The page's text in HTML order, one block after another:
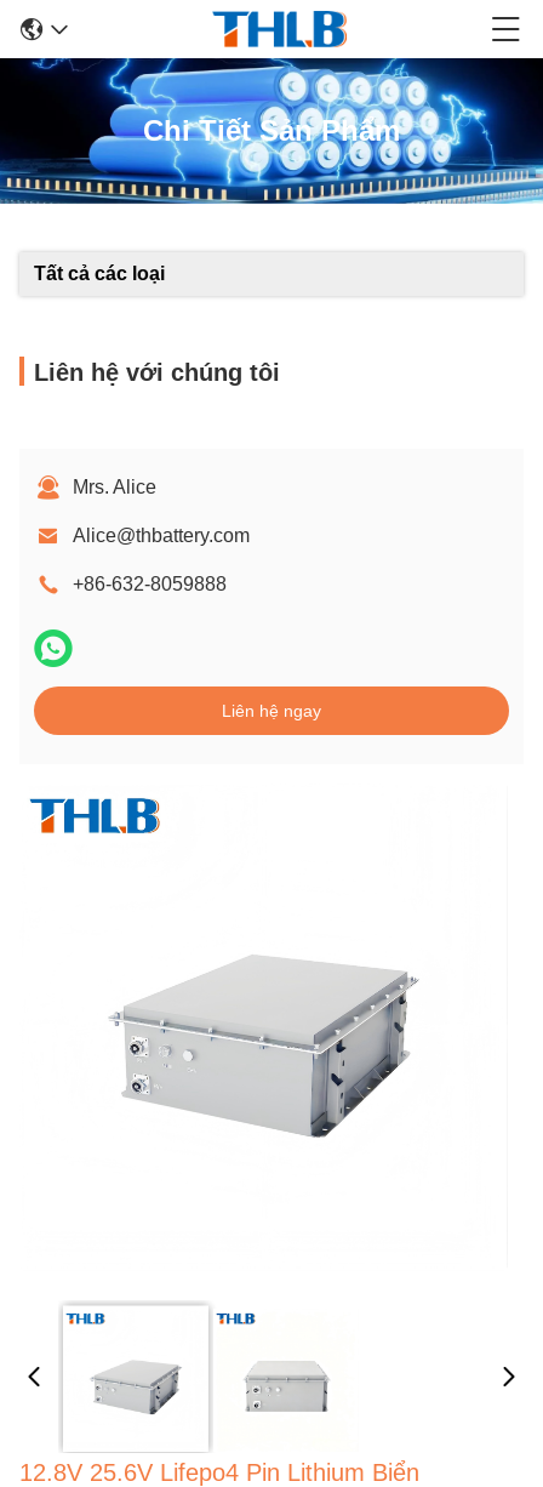
Chi Tiết Sản Phẩm
Tất cả các loại
Liên hệ với chúng tôi
Mrs. Alice
Alice@thbattery.com
+86-632-8059888
Liên hệ ngay
12.8V 25.6V Lifepo4 Pin Lithium Biển